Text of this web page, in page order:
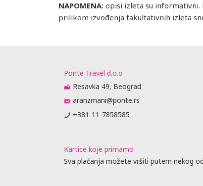
NAPOMENA: opisi izleta su informativni.
prilikom izvođenja fakultativnih izleta
Ponte Travel d.o.o
Resavka 49, Beograd
aranzmani@ponte.rs
+381-11-7858585
Kartice koje primamo
Sva plaćanja možete vršiti putem nekog